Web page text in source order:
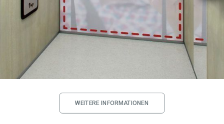
WEITERE INFORMATIONEN